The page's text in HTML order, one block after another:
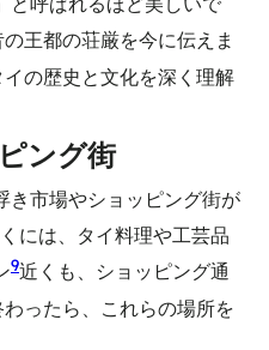
王都の荘厳を今に伝えま
の歴史と文化を深く理解
ング街
き市場やショッピング街が
には、タイ料理や工芸品
9近くも、ショッピング通
ったら、これらの場所を